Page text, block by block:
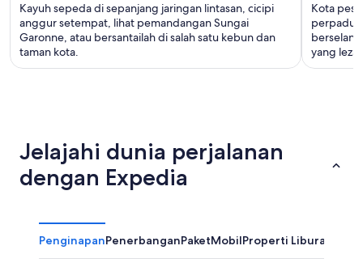
Kayuh sepeda di sepanjang jaringan lintasan, cicipi
anggur setempat, lihat pemandangan Sungai
Garonne, atau bersantailah di salah satu kebun dan
taman kota.
Kota
yang
Jelajahi dunia perjalanan
dengan Expedia
PenginapanPenerbanganPaketMobilProperti Liburan